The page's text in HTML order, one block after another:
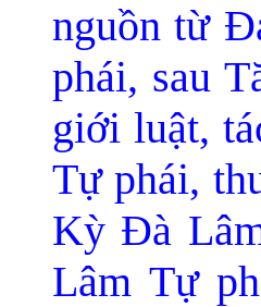
nguồn từ
phái, sau
giới luật,
Tự phái,
Kỳ Ðà
Lâm Tự